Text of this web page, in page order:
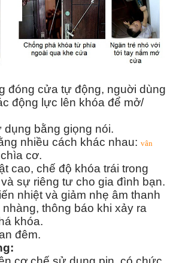
đóng cửa tự động, nguời dùng
động lực lên khóa để mở/
bằng giọng nói.
nhiều cách khác nhau: vân
cơ.
cao, chế độ khóa trái trong
sự riêng tư cho gia đình bạn.
nhiệt và giảm nhẹ âm thanh
thông báo khi xảy ra
khóa.
đêm.